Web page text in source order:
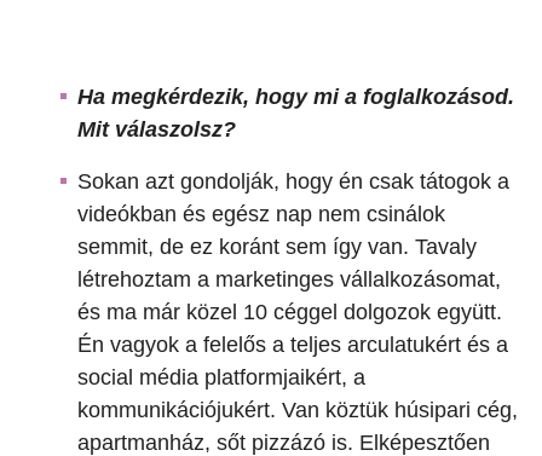
Ha megkérdezik, hogy mi a foglalkozásod.
Mit válaszolsz?
Sokan azt gondolják, hogy én csak tátogok a
videókban és egész nap nem csinálok
semmit, de ez koránt sem így van. Tavaly
létrehoztam a marketinges vállalkozásomat,
és ma már közel 10 céggel dolgozok együtt.
Én vagyok a felelős a teljes arculatukért és a
social média platformjaikért, a
kommunikációjukért. Van köztük húsipari cég,
apartmanház, sőt pizzázó is. Elképesztően